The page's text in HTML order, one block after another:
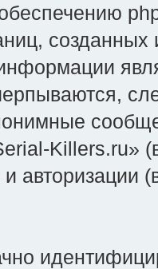
Killers.ru»